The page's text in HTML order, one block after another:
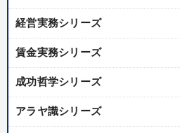
経営実務シリーズ
賃金実務シリーズ
成功哲学シリーズ
アラヤ識シリーズ